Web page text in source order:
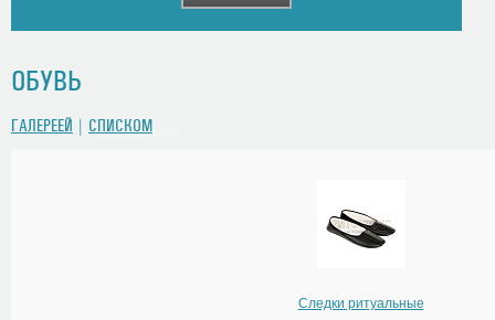
ОБУВЬ
ГАЛЕРЕЕЙ | СПИСКОМ
Следки ритуальные